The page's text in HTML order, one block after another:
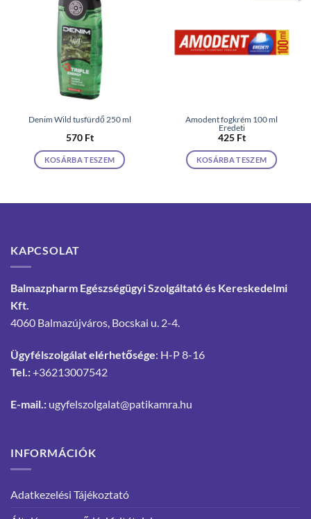
Denim Wild tusfürdő 250 ml
570 Ft
KOSÁRBA TESZEM
Amodent fogkrém 100 ml
Eredeti
425 Ft
KOSÁRBA TESZEM
KAPCSOLAT
Balmazpharm Egészségügyi Szolgáltató és Kereskedelmi
Kft.
4060 Balmazújváros, Bocskai u. 2-4.
Ügyfélszolgálat elérhetősége: H-P 8-16
Tel.:+36213007542
E-mail.: ugyfelszolgalat@patikamra.hu
INFORMÁCIÓK
Adatkezelési Tájékoztató